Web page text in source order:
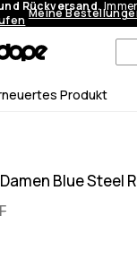
Rückversand.
Meine
Produkt
Blue Steel